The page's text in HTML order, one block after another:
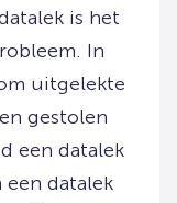
is het
In
uitgelekte
gestolen
een datalek
een datalek